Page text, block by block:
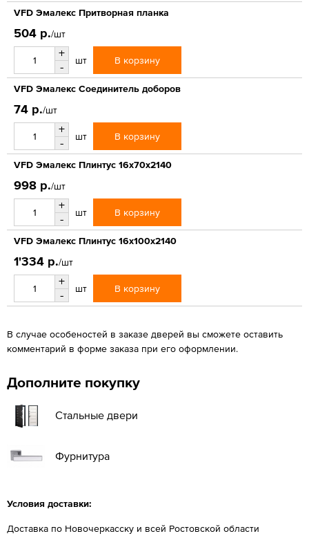
VFD Эмалекс Притворная планка
504 р./шт
+
-
шт В корзину
VFD Эмалекс Соединитель доборов
74 р./шт
+
-
шт В корзину
VFD Эмалекс Плинтус 16x70x2140
998 р./шт
+
-
шт В корзину
VFD Эмалекс Плинтус 16x100x2140
1'334 р./шт
+
-
шт В корзину
В случае особеностей в заказе дверей вы сможете оставить
комментарий в форме заказа при его оформлении.
Дополните покупку
Стальные двери
Фурнитура
Условия доставки:
Доставка по Новочеркасску и всей Ростовской области